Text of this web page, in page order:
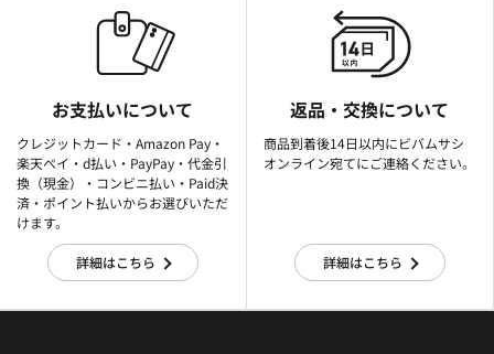
お支払いについて
クレジットカード・Amazon Pay・
楽天ぺイ・d払い・PayPay・代金引
換（現金）・コンビニ払い・Paid決
済・ポイント払いからお選びいただ
けます。
詳細はこちら
返品・交換について
商品到着後14日以内にビバムサシ
オンライン宛てにご連絡ください。
詳細はこちら